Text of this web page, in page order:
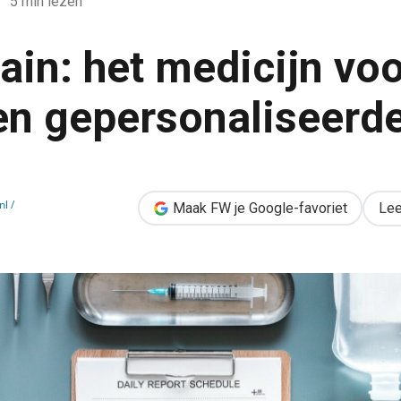
het medicijn
/ Maak FW je Google-favoriet